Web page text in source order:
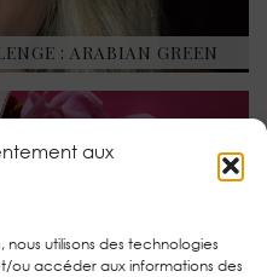
aux
nous utilisons des technologies
ou accéder aux informations des
: ARABIAN GREEN